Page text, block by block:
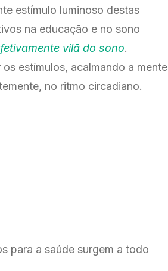
estímulo luminoso destas
na educação e no sono
vilã do sono.
estímulos, acalmando a mente
no ritmo circadiano.
para a saúde surgem a todo